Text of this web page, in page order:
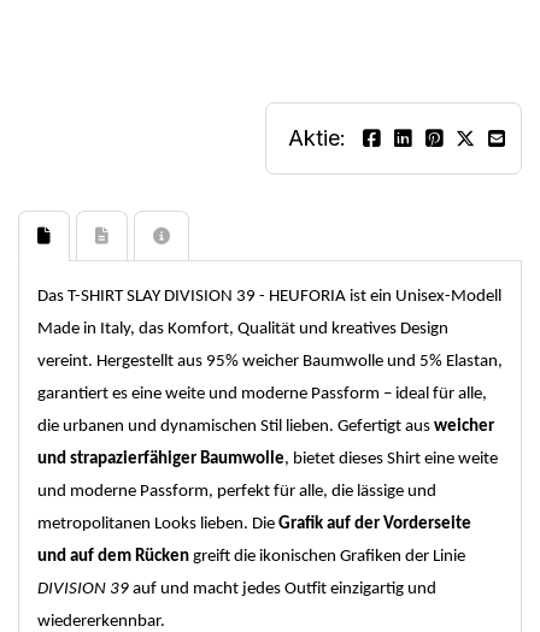
Aktie:
Das T-SHIRT SLAY DIVISION 39 - HEUFORIA ist ein Unisex-Modell
Made in Italy, das Komfort, Qualität und kreatives Design
vereint. Hergestellt aus 95% weicher Baumwolle und 5% Elastan,
garantiert es eine weite und moderne Passform – ideal für alle,
die urbanen und dynamischen Stil lieben. Gefertigt aus weicher
und strapazierfähiger Baumwolle, bietet dieses Shirt eine weite
und moderne Passform, perfekt für alle, die lässige und
metropolitanen Looks lieben. Die Grafik auf der Vorderseite
und auf dem Rücken greift die ikonischen Grafiken der Linie
DIVISION 39 auf und macht jedes Outfit einzigartig und
wiedererkennbar.